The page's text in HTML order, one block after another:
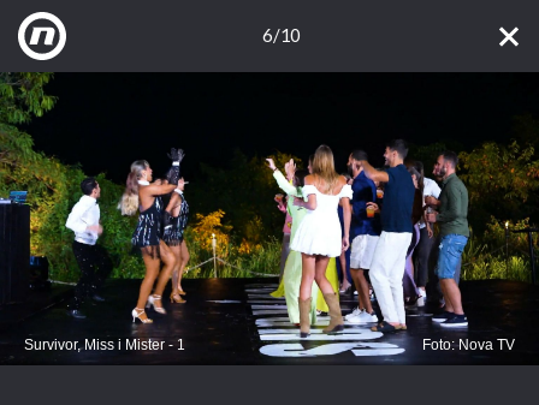
6/10
Survivor, Miss i Mister - 1 Foto: Nova TV